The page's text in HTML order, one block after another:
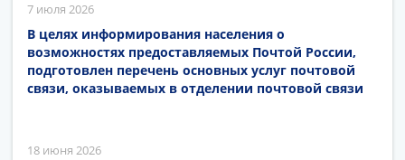
7 июля 2026
В целях информирования населения о
возможностях предоставляемых Почтой России,
подготовлен перечень основных услуг почтовой
связи, оказываемых в отделении почтовой связи
18 июня 2026